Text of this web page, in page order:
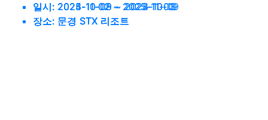
일시: 2025-11-02 ~ 2025-11-03
장소: 문경 STX 리조트
일시: 2024-10-09 ~ 2024-10-10
장소: 문경 STX 리조트
일시: 2023-10-08 ~ 2023-10-09
장소: 문경 STX 리조트
일시: 2025-11-02 ~ 2025-11-03
장소: 문경 STX 리조트
일시: 2023-10-08 ~ 2023-10-09
장소: 문경 STX 리조트
일시: 2025-11-02 ~ 2025-11-03
장소: 문경 STX 리조트
일시: 2023-10-08 ~ 2023-10-09
장소: 문경 STX 리조트